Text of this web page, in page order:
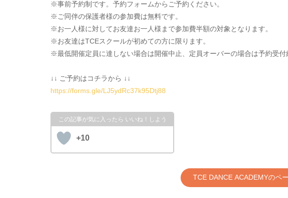
※事前予約制です。予約フォームからご予約ください。
※ご同伴の保護者様の参加費は無料です。
※お一人様に対してお友達お一人様まで参加費半額の対象となります。
※お友達はTCEスクールが初めての方に限ります。
※最低開催定員に達しない場合は開催中止、定員オーバーの場合は予約受付
↓↓ ご予約はコチラから ↓↓
https://forms.gle/LJ5ydRc37k95Dtj88
+10
TCE DANCE ACADEMYのペ